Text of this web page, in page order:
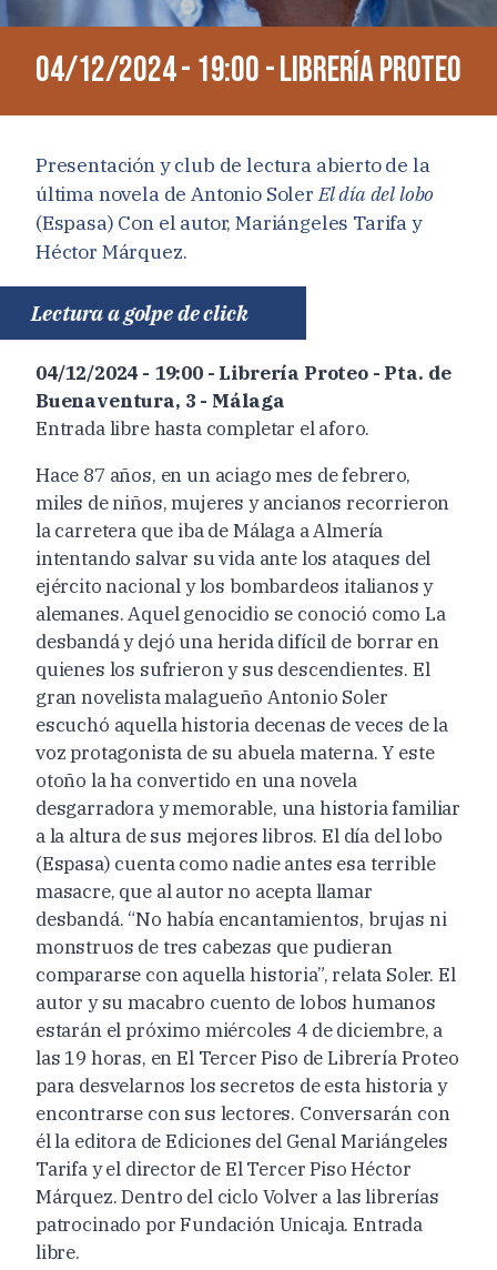
04/12/2024 - 19:00 - Librería Proteo
Presentación y club de lectura abierto de la
última novela de Antonio SolerEl día del lobo
(Espasa) Con el autor, Mariángeles Tarifa y
Héctor Márquez.
Lectura a golpe de click
04/12/2024 - 19:00 - Librería Proteo - Pta. de
Buenaventura, 3 - Málaga
Entrada libre hasta completar el aforo.
Hace 87 años, en un aciago mes de febrero,
miles de niños, mujeres y ancianos recorrieron
la carretera que iba de Málaga a Almería
intentando salvar su vida ante los ataques del
ejército nacional y los bombardeos italianos y
alemanes. Aquel genocidio se conoció como La
desbandá y dejó una herida difícil de borrar en
quienes los sufrieron y sus descendientes. El
gran novelista malagueño Antonio Soler
escuchó aquella historia decenas de veces de la
voz protagonista de su abuela materna. Y este
otoño la ha convertido en una novela
desgarradora y memorable, una historia familiar
a la altura de sus mejores libros. El día del lobo
(Espasa) cuenta como nadie antes esa terrible
masacre, que al autor no acepta llamar
desbandá. “No había encantamientos, brujas ni
monstruos de tres cabezas que pudieran
compararse con aquella historia”, relata Soler. El
autor y su macabro cuento de lobos humanos
estarán el próximo miércoles 4 de diciembre, a
las 19 horas, en El Tercer Piso de Librería Proteo
para desvelarnos los secretos de esta historia y
encontrarse con sus lectores. Conversarán con
él la editora de Ediciones del Genal Mariángeles
Tarifa y el director de El Tercer Piso Héctor
Márquez. Dentro del ciclo Volver a las librerías
patrocinado por Fundación Unicaja. Entrada
libre.